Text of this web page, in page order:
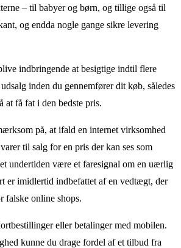
– til babyer og børn, og tillige også til
og endda nogle gange sikre levering
indbringende at besigtige indtil flere
inden du gennemfører dit køb, således
at få fat i den bedste pris.
på, at ifald en internet virksomhed
til salg for en pris der kan ses som
undertiden være et faresignal om en uærlig
er imidlertid indbefattet af en vedtægt, der
falske online shops.
eller betalinger med mobilen.
kunne du drage fordel af et tilbud fra